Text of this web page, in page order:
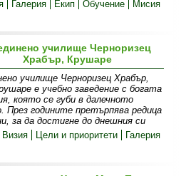
Галерия Екип Обучение Мисия
училище Черноризец
Храбър, Крушаре
училище Черноризец Храбър,
е учебно заведение с богата
която се губи в далечното
През годините претърпява редица
за да достигне до днешния си
Визия Цели и приоритети Галерия